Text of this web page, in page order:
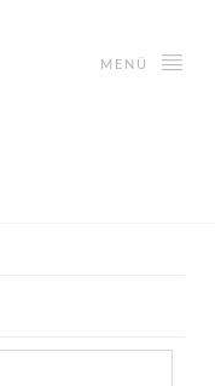
MENÜ